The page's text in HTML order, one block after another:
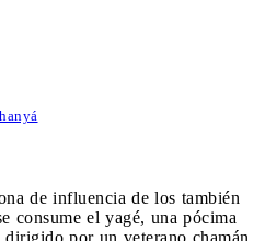
de influencia de los también
consume el yagé, una pócima
por un veterano chamán.